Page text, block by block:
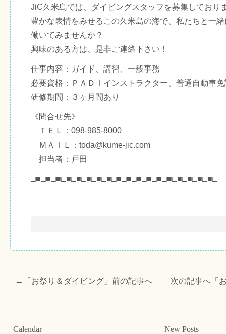
JiC久米島では、ダイビングスタッフを募集しており
豊かな表情をみせるこの久米島の海で、私たちと一緒
働いてみませんか？
興味のある方は、是非ご連絡下さい！
仕事内容：ガイド、講習、一般事務
必要資格：ＰＡＤＩインストラクター、普通自動車
研修期間：３ヶ月間あり
《問合せ先》
ＴＥＬ：098-985-8000
ＭＡＩＬ：toda@kume-jic.com
担当者：戸田
□■□■□■□■□■□■□■□■□■□■□■□■□■□■□■□■□■□■□
←「 お祭り＆ダイビング 」前の記事へ 次の記事へ「
Calendar New Posts